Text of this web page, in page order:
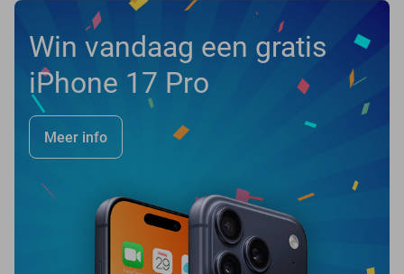
Win vandaag een gratis
iPhone 17 Pro
Meer info